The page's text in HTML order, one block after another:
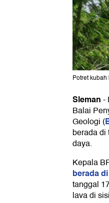
Potret
Sleman-
Balai
Geologi (
berada
daya.
Kepala
berada
tanggal
lava di